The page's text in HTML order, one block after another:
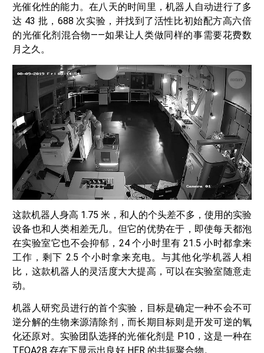
光催化性的能力。在八天的时间里，机器人自动进行了多
达 43 批，688 次实验，并找到了活性比初始配方高六倍
的光催化剂混合物——如果让人类做同样的事需要花费数
月之久。
这款机器人身高 1.75 米，和人的个头差不多，使用的实验
设备也和人类相差无几。但它的优势在于，即使每天都泡
在实验室它也不会抑郁，24 个小时里有 21.5 小时都拿来
工作，剩下 2.5 个小时拿来充电。与其他化学机器人相
比，这款机器人的灵活度大大提高，可以在实验室随意走
动。
机器人研究员进行的首个实验，目标是确定一种不会不可
逆分解的生物来源清除剂，而长期目标则是开发可逆的氧
化还原对。实验团队选择的光催化剂是 P10，这是一种在
TEOA28 存在下显示出良好 HER 的共轭聚合物。